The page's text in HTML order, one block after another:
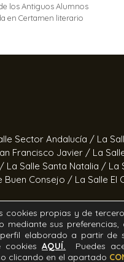
los Antiguos Alumnos
en Certamen literario
Sector Andalucía / La
Francisco Javier / La
La Salle Santa Natalia / La
Buen Consejo / La Salle El
Azahara /Manos
cookies propias y de
mediante sus
elaborado a partir de
cookiesAQUÍ.
Puedes
clicando en el apartado